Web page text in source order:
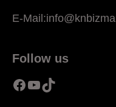
E-
Follow us
Facebook
YouTube
TikTok